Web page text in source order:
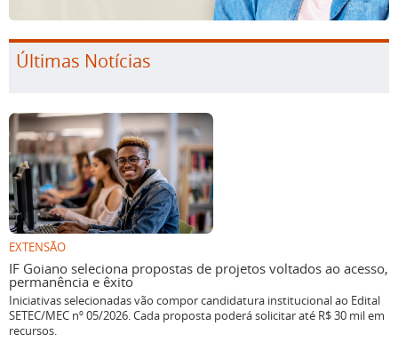
Últimas Notícias
EXTENSÃO
IF Goiano seleciona propostas de projetos voltados ao acesso,
permanência e êxito
Iniciativas selecionadas vão compor candidatura institucional ao Edital
SETEC/MEC nº 05/2026. Cada proposta poderá solicitar até R$ 30 mil em
recursos.